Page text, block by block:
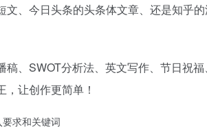
、今日头条的头条体文章、还是知乎
、SWOT分析法、英文写作、节日祝
让创作更简单！
求和关键词